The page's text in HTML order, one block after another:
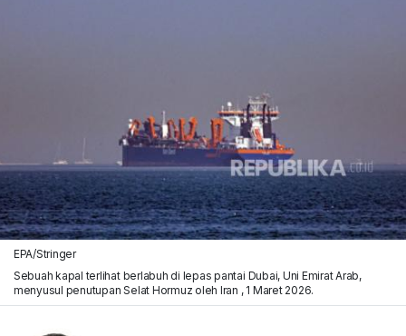
EPA/Stringer
Sebuah kapal terlihat berlabuh di lepas pantai Dubai, Uni Emirat Arab,
menyusul penutupan Selat Hormuz oleh Iran , 1 Maret 2026.